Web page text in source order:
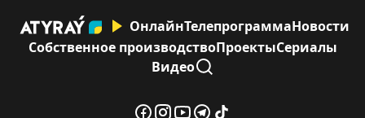
ОнлайнТелепрограммаНовости
Собственное производствоПроектыСериалы
Видео